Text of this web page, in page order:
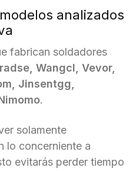
analizados
fabrican soldadores
Wangcl, Vevor,
Jinsentgg,
.
solamente
lo concerniente a
evitarás perder tiempo